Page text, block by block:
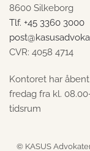
8600 Silkeborg
Tlf. +45 3360 3000
CVR: 4058 4714
Kontoret har
fredag fra kl.
tidsrum
© KASUS